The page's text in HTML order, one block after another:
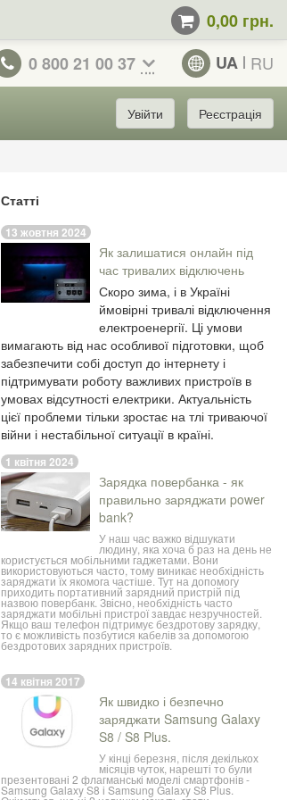
0,00 грн.
0 800 21 00 37 UA RU
Увійти Реєстрація
Статті
13 жовтня 2024
Як залишатися онлайн під
час тривалих відключень
Скоро зима, і в Україні
ймовірні тривалі відключення
електроенергії. Ці умови
вимагають від нас особливої підготовки, щоб
забезпечити собі доступ до інтернету і
підтримувати роботу важливих пристроїв в
умовах відсутності електрики. Актуальність
цієї проблеми тільки зростає на тлі триваючої
війни і нестабільної ситуації в країні.
1 квітня 2024
Зарядка повербанка - як
правильно заряджати power
bank?
У наш час важко відшукати
людину, яка хоча б раз на день не
користується мобільними гаджетами. Вони
використовуються часто, тому виникає необхідність
заряджати їх якомога частіше. Тут на допомогу
приходить портативний зарядний пристрій під
назвою повербанк . Звісно, необхідність часто
заряджати мобільні пристрої завдає незручностей.
Якщо ваш телефон підтримує бездротову зарядку,
то є можливість позбутися кабелів за допомогою
бездротових зарядних пристроїв.
14 квітня 2017
Як швидко і безпечно
заряджати Samsung Galaxy
S8 / S8 Plus.
У кінці березня, після декількох
місяців чуток, нарешті то були
презентовані 2 флагманські моделі смартфонів -
Samsung Galaxy S8 і Samsung Galaxy S8 Plus.